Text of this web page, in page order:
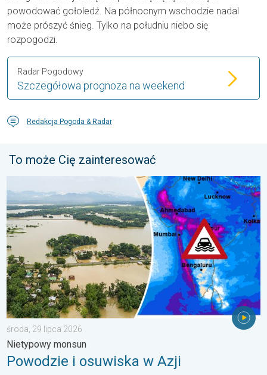
powodować gołoledź. Na północnym wschodzie nadal
może prószyć śnieg. Tylko na południu niebo się
rozpogodzi.
Szczegółowa prognoza na weekend
Radar Pogodowy
Redakcja Pogoda & Radar
To może Cię zainteresować
Powodzie i osuwiska w Azji. Nietypowy monsun. . . środa, 29
środa, 29 lipca 2026
Nietypowy monsun
Powodzie i osuwiska w Azji